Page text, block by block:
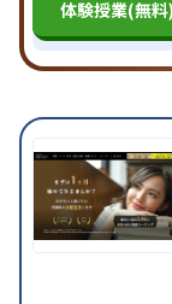
体験授業(無料)